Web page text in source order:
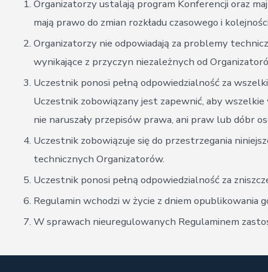
Organizatorzy ustalają program Konferencji oraz
mają prawo do zmian rozkładu czasowego i
Organizatorzy nie odpowiadają za problemy
wynikające z przyczyn niezależnych od
Uczestnik ponosi pełną odpowiedzialność za
Uczestnik zobowiązany jest zapewnić, aby
nie naruszały przepisów prawa, ani praw lub dóbr
Uczestnik zobowiązuje się do przestrzegania
technicznych Organizatorów.
Uczestnik ponosi pełną odpowiedzialność za
Regulamin wchodzi w życie z dniem
W sprawach nieuregulowanych Regulaminem